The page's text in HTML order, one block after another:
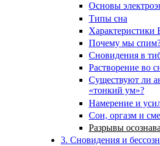
Основы
Типы сна
Характеристики
Почему мы
Сновидения в
Растворение во
Существуют ли
«тонкий ум»?
Намерение и
Сон, оргазм и
Разрывы
3. Сновидения и